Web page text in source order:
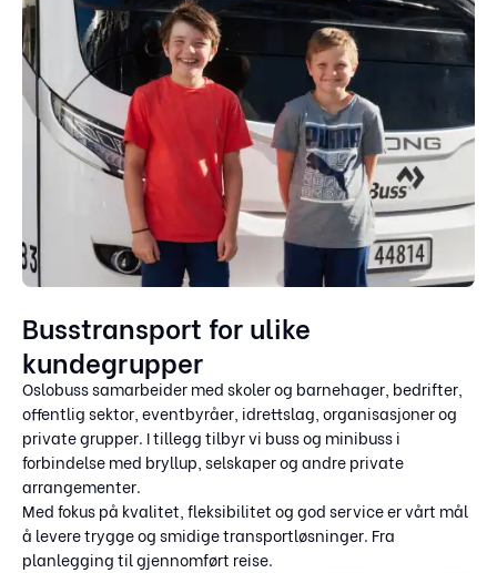
Busstransport for ulike
kundegrupper
Oslobuss samarbeider med skoler og barnehager, bedrifter,
offentlig sektor, eventbyråer, idrettslag, organisasjoner og
private grupper. I tillegg tilbyr vi buss og minibuss i
forbindelse med bryllup, selskaper og andre private
arrangementer.
Med fokus på kvalitet, fleksibilitet og god service er vårt mål
å levere trygge og smidige transportløsninger. Fra
planlegging til gjennomført reise.